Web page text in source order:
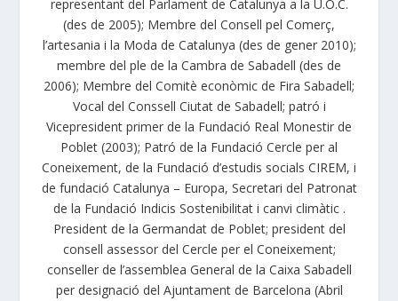
representant del Parlament de Catalunya a la U.O.C.
(des de 2005); Membre del Consell pel Comerç,
l’artesania i la Moda de Catalunya (des de gener 2010);
membre del ple de la Cambra de Sabadell (des de
2006); Membre del Comitè econòmic de Fira Sabadell;
Vocal del Conssell Ciutat de Sabadell; patró i
Vicepresident primer de la Fundació Real Monestir de
Poblet (2003); Patró de la Fundació Cercle per al
Coneixement, de la Fundació d’estudis socials CIREM, i
de fundació Catalunya – Europa, Secretari del Patronat
de la Fundació Indicis Sostenibilitat i canvi climàtic .
President de la Germandat de Poblet; president del
consell assessor del Cercle per el Coneixement;
conseller de l’assemblea General de la Caixa Sabadell
per designació del Ajuntament de Barcelona (Abril